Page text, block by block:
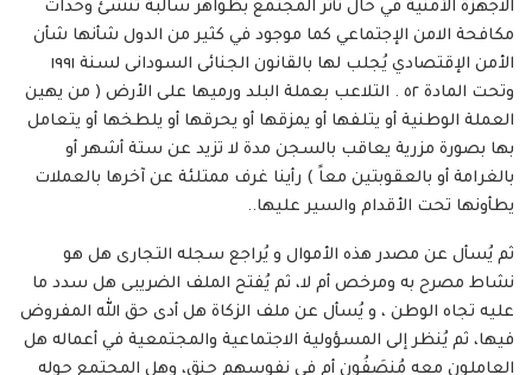
الاجهزة الأمنية في حال تأثر المجتمع بظواهر سالبة تنشئ وحدات
مكافحة الامن الإجتماعي كما موجود في كثير من الدول شأنها شأن
الأمن الإقتصادي يُجلب لها بالقانون الجنائى السودانى لسنة ١٩٩١
وتحت المادة ٥٢ . التلاعب بعملة البلد ورميها على الأرض ( من يهين
العملة الوطنية أو يتلفها أو يمزقها أو يحرقها أو يلطخها أو يتعامل
بها بصورة مزرية يعاقب بالسجن مدة لا تزيد عن ستة أشهر أو
بالغرامة أو بالعقوبتين معاً ) رأينا غرف ممتلئة عن آخرها بالعملات
يطأونها تحت الأقدام والسير عليها..
ثم يُسأل عن مصدر هذه الأموال و يُراجع سجله التجارى هل هو
نشاط مصرح به ومرخص أم لا، ثم يُفتح الملف الضريبى هل سدد ما
عليه تجاه الوطن ، و يُسأل عن ملف الزكاة هل أدى حق الله المفروض
فيها، ثم يُنظر إلى المسؤولية الاجتماعية والمجتمعية في أعماله هل
العاملون معه مُنصَفُون أم في نفوسهم حنق، وهل المجتمع حوله